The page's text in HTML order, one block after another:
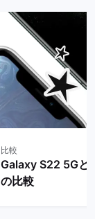
比較
Galaxy S22 5Gと
の比較